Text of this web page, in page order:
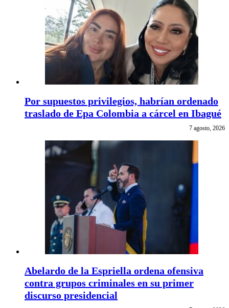
Por supuestos privilegios, habrían ordenado
traslado de Epa Colombia a cárcel en Ibagué
7 agosto, 2026
Abelardo de la Espriella ordena ofensiva
contra grupos criminales en su primer
discurso presidencial